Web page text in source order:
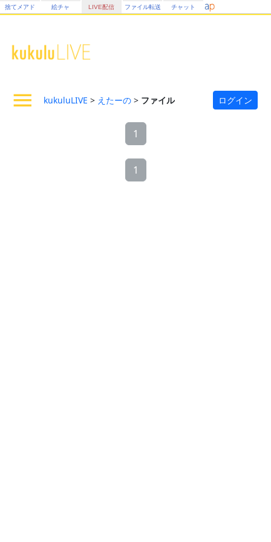
捨てメアド 絵チャ LIVE配信 ファイル転送 チャット
kukuluLIVE > えたーの > ファイル ログイン
1
1